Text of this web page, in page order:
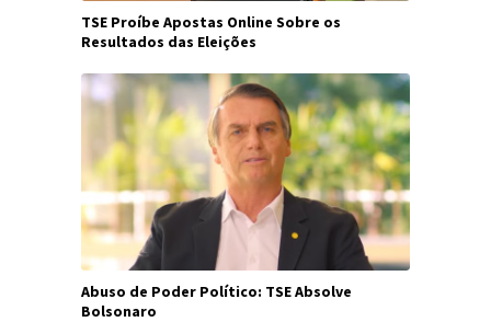
TSE Proíbe Apostas Online Sobre os
Resultados das Eleições
Abuso de Poder Político: TSE Absolve
Bolsonaro